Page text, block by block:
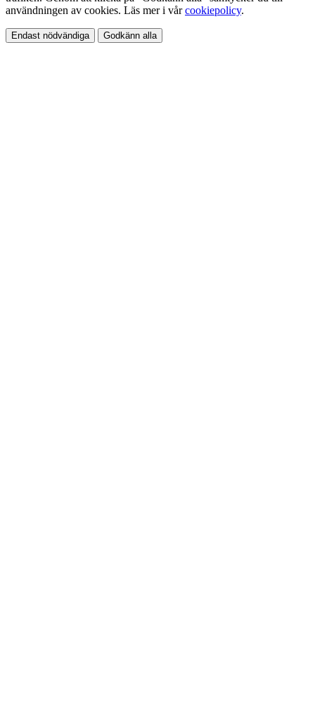
användningen av cookies. Läs mer i vårcookiepolicy.
Endast nödvändiga Godkänn alla